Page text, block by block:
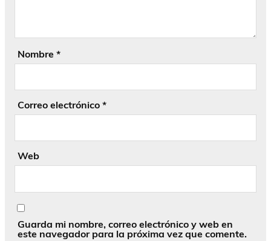
Nombre *
Correo electrónico *
Web
Guarda mi nombre, correo electrónico y web en
este navegador para la próxima vez que comente.